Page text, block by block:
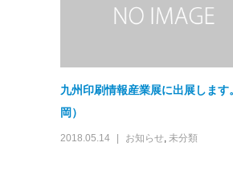
九州印刷情報産業展に出展します
岡）
2018.05.14 お知らせ, 未分類